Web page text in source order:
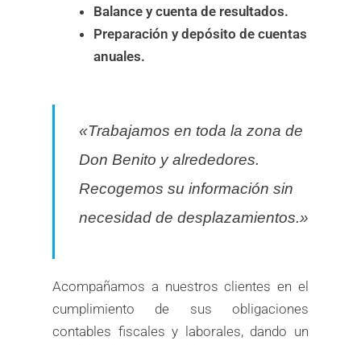
Balance y cuenta de resultados.
Preparación y depósito de cuentas
anuales.
«Trabajamos en toda la zona de
Don Benito y alrededores.
Recogemos su información sin
necesidad de desplazamientos.»
Acompañamos a nuestros clientes en el
cumplimiento de sus obligaciones
contables fiscales y laborales, dando un